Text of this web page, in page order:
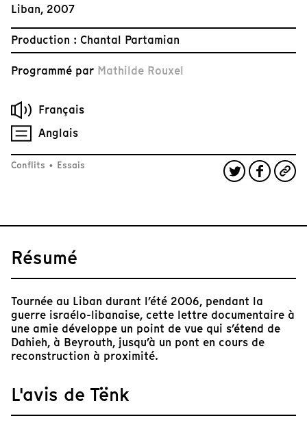
Liban, 2007
Production : Chantal Partamian
Programmé par Mathilde Rouxel
Français
Anglais
Conflits • Essais
Résumé
Tournée au Liban durant l’été 2006, pendant la
guerre israélo-libanaise, cette lettre documentaire à
une amie développe un point de vue qui s’étend de
Dahieh, à Beyrouth, jusqu’à un pont en cours de
reconstruction à proximité.
L'avis de Tënk